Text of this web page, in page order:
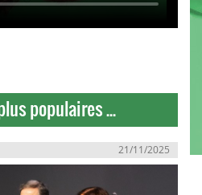
populaires ...
21/11/2025